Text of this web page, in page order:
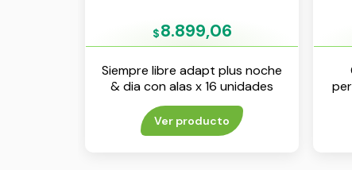
$8.899,06
Siempre libre adapt plus noche
& dia con alas x 16 unidades
Ver producto